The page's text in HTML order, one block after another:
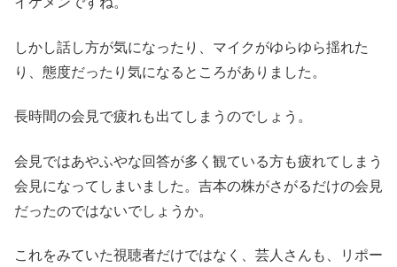
しかし話し方が気になったり、マイクがゆらゆら揺れた
り、態度だったり気になるところがありました。
長時間の会見で疲れも出てしまうのでしょう。
会見ではあやふやな回答が多く観ている方も疲れてしまう
会見になってしまいました。吉本の株がさがるだけの会見
だったのではないでしょうか。
これをみていた視聴者だけではなく、芸人さんも、リポー